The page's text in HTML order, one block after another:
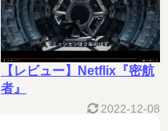
【レビュー】Netflix『密航
者』
2022-12-08